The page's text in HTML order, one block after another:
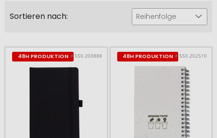
Sortieren nach: Reihenfolge
48H PRODUKTION # 550.203888 48H PRODUKTION # 550.202510